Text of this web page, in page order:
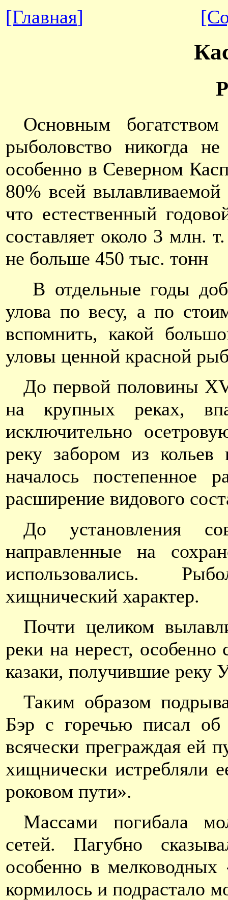
[Главная]
Основным
рыболовство никогда
особенно в Северном
80% всей
что естественный
составляет около 3 млн.
не больше 450 тыс. тонн
В отдельные годы
улова по весу, а по
вспомнить, какой
уловы ценной красной
До первой половины
на крупных реках,
исключительно
реку забором из
началось постепенное
расширение видового
До установления
направленные на
использовались.
хищнический характер.
Почти целиком
реки на нерест, особенно
казаки, получившие реку
Таким образом
Бэр с горечью писал об
всячески преграждая ей
хищнически истребляли
роковом пути».
Массами погибала
сетей. Пагубно
особенно в мелководных
кормилось и подрастало